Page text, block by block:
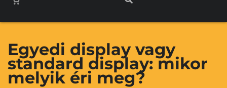
Egyedi display vagy
standard display: mikor
melyik éri meg?